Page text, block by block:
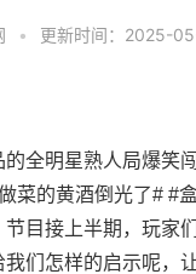
• 更新时间：2025-
的全明星熟人局爆笑
菜的黄酒倒光了# #
目接上半期，玩家
我们怎样的启示呢，